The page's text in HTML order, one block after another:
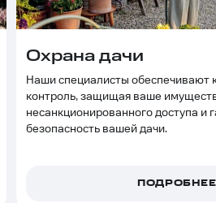
Охрана дачи
Наши специалисты обеспечивают
контроль, защищая ваше
несанкционированного доступа и
безопасность вашей дачи.
ПОДРОБНЕЕ